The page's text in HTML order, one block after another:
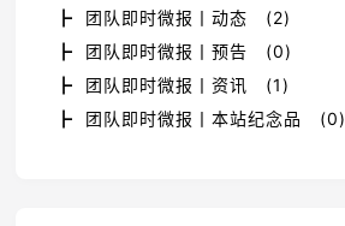
┣ 团队即时微报丨动态 (2)
┣ 团队即时微报丨预告 (0)
┣ 团队即时微报丨资讯 (1)
┣ 团队即时微报丨本站纪念品 (0)